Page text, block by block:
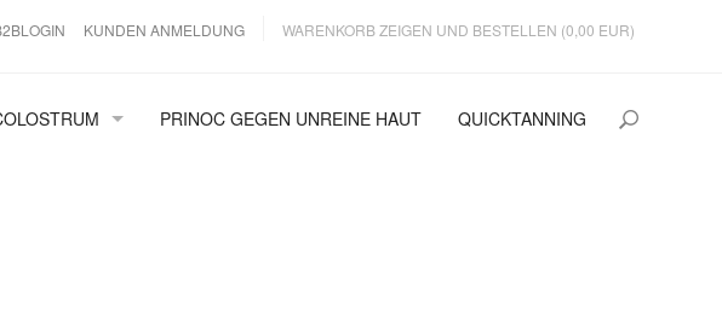
KUNDEN ANMELDUNG WARENKORB ZEIGEN UND BESTELLEN (0,00 EUR)
PRINOC GEGEN UNREINE HAUT QUICKTANNING